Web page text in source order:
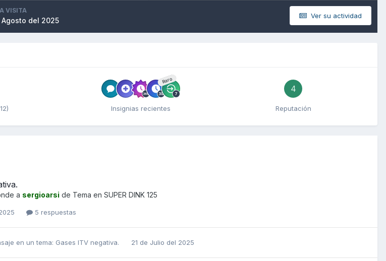
Ver su actividad
VISITA
Agosto del 2025
Raro
Insignias recientes
4
Reputación
a sergioarsi de Tema en SUPER DINK 125
5 respuestas
en un tema: Gases ITV negativa. 21 de Julio del 2025